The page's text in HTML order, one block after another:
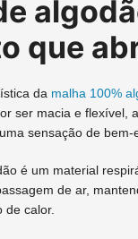
que
da malha 100%
ser macia e flexível,
sensação de bem-
é um material
de ar,
de calor.